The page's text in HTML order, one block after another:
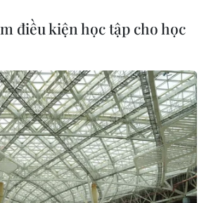
Xem thêm
TẤN XÃ VIỆT NAM
điều kiện học tập cho học